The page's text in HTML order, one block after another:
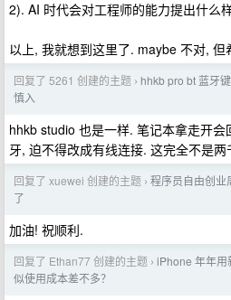
2). AI 时代会对工程师的能力提出什么
以上, 我就想到这里了. maybe 不对, 但
回复了 5261 创建的主题 › hhkb pro bt 蓝牙键
慎入
hhkb studio 也是一样. 笔记本拿走开
牙, 迫不得改成有线连接. 这完全不是
回复了 xuewei 创建的主题 › 程序员自由创业
了
加油! 祝顺利.
回复了 Ethan77 创建的主题 › iPhone 年年用
似使用成本差不多？